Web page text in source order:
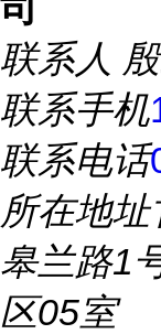
联系人
联系手机
联系电话
所在地址
皋兰路1
区05室